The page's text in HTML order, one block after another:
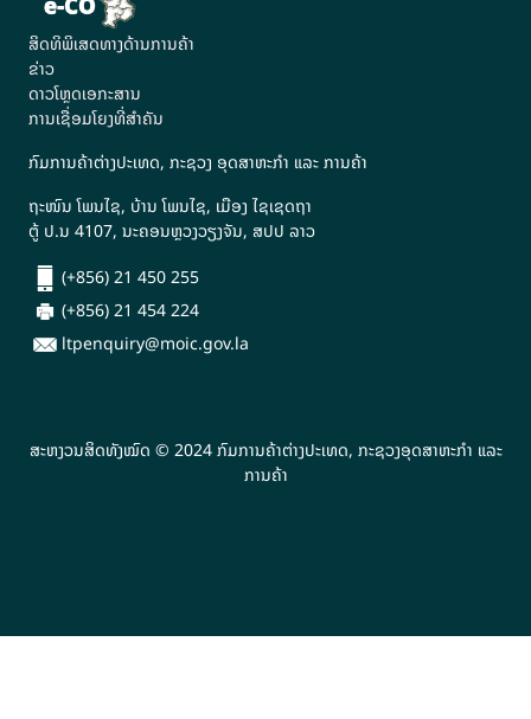
ສິດທິພິເສດທາງດ້ານການຄ້າ
ຂ່າວ
ດາວໂຫຼດເອກະສານ
ການເຊື່ອມໂຍງທີ່ສຳຄັນ
ກົມການຄ້າຕ່າງປະເທດ, ກະຊວງ ອຸດສາຫະກຳ ແລະ ການຄ້າ
ຖະໜົນ ໂພນໄຊ, ບ້ານ ໂພນໄຊ, ເມືອງ ໄຊເຊດຖາ
ຕູ້ ປ.ນ 4107, ນະຄອນຫຼວງວຽງຈັນ, ສປປ ລາວ
(+856) 21 450 255
(+856) 21 454 224
ltpenquiry@moic.gov.la
ສະຫງວນສິດທັງໝົດ © 2024 ກົມການຄ້າຕ່າງປະເທດ, ກະຊວງອຸດສາຫະກຳ ແລະ
ການຄ້າ